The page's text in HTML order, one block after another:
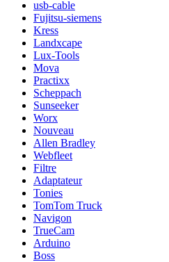
usb-cable
Fujitsu-siemens
Kress
Landxcape
Lux-Tools
Mova
Practixx
Scheppach
Sunseeker
Worx
Nouveau
Allen Bradley
Webfleet
Filtre
Adaptateur
Tonies
TomTom Truck
Navigon
TrueCam
Arduino
Boss